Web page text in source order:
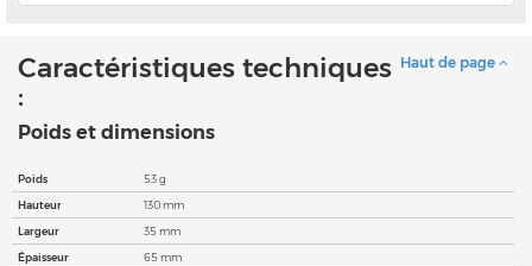
Haut de page
Caractéristiques techniques
:
Poids et dimensions
Poids
53 g
Hauteur
130 mm
Largeur
35 mm
Épaisseur
65 mm